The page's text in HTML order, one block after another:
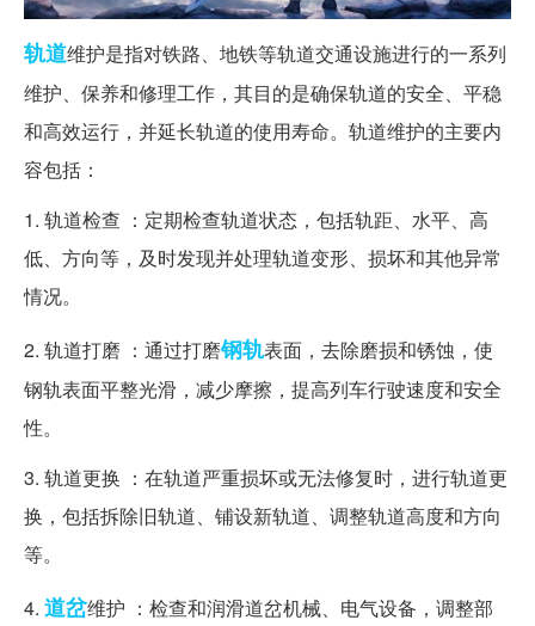
轨道维护是指对铁路、地铁等轨道交通设施进行的一系列
维护、保养和修理工作，其目的是确保轨道的安全、平稳
和高效运行，并延长轨道的使用寿命。轨道维护的主要内
容包括：
1. 轨道检查 ：定期检查轨道状态，包括轨距、水平、高
低、方向等，及时发现并处理轨道变形、损坏和其他异常
情况。
2. 轨道打磨 ：通过打磨钢轨表面，去除磨损和锈蚀，使
钢轨表面平整光滑，减少摩擦，提高列车行驶速度和安全
性。
3. 轨道更换 ：在轨道严重损坏或无法修复时，进行轨道更
换，包括拆除旧轨道、铺设新轨道、调整轨道高度和方向
等。
4. 道岔维护 ：检查和润滑道岔机械、电气设备，调整部